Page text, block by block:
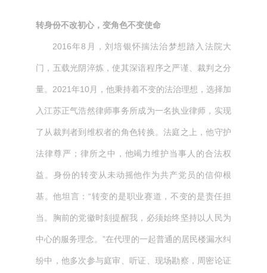
转身份不改初心，变角色不变使命
2016年8月，刘培银怀揣法治梦想踏入法院大
门，五载光阴淬炼，使其深谙程序之严谨、裁判之分
量。2021年10月，他秉持着不变的法治理想，选择加
入江苏正气浩然律师事务所成为一名执业律师，实现
了从裁判者到维权者的角色转换。法庭之上，他守护
法律尊严；律所之中，他竭力维护当事人的合法权
益。身份的转变从未动摇他作为共产党员的信仰根
基。他坦言：“转变的是职业赛道，不变的是责任担
当。胸前的党徽时刻提醒我，必须始终坚持以人民为
中心的服务理念。”在代理的一起普通的居民楼漏水纠
纷中，他多次参与庭审、听证、现场勘察，周密论证